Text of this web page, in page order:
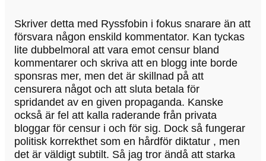
Skriver detta med Ryssfobin i fokus snarare än att
försvara någon enskild kommentator. Kan tyckas
lite dubbelmoral att vara emot censur bland
kommentarer och skriva att en blogg inte borde
sponsras mer, men det är skillnad på att
censurera något och att sluta betala för
spridandet av en given propaganda. Kanske
också är fel att kalla raderande från privata
bloggar för censur i och för sig. Dock så fungerar
politisk korrekthet som en hårdför diktatur , men
det är väldigt subtilt. Så jag tror ändå att starka